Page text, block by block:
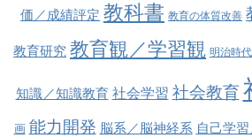
価／成績評定 教科書 教育の体質改善
教育研究 教育観／学習観 明治時代
知識／知識教育 社会学習 社会教育
画 能力開発 脳系／脳神経系 自己学